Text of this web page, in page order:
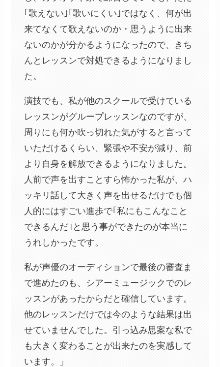
｢歌えない｣｢歌いにくい｣ではなく、何が出
来てなくて歌えないのか・思うように出来
ないのかが分かるようになったので、きち
んとレッスンで対処できるようになりまし
た。
演技でも、私が他のスクールで受けている
レッスンがグループレッスンなのですが、
周りにも何か吹っ切れた気がすると言って
いただけるくらい、緊張や不安が減り、前
より自身を解放できるようになりました。
人前で声を出すことすら怖かった私が、ハ
ッキリ話して大きく声を出せるだけでも個
人的にはすごい進歩で｢私にもこんなこと
できるんだ｣と思う事ができたのが本当に
うれしかったです。
私が声優のオーディションで最後の審査ま
で進めたのも、シアーミュージックでのレ
ッスンがあったからだと確信しています。
他のレッスンだけでは今のような結果は出
せていませんでした。引っ込み思案な私で
も大きく変わることが出来たのを実感して
います。」